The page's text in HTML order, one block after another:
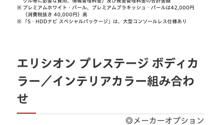
※ プレミアムホワイト・パール、プレミアムブラキッシュ・パールは42,000円
（消費税抜き 40,000円）高
※
「S・HDDナビ スペシャルパッケージ」は、大型コンソールレス仕様あり
エリシオン プレステージ ボディカ
ラー／インテリアカラー組み合わ
せ
◎メーカーオプション